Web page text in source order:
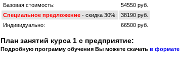
Базовая стоимость:
54550 руб.
Специальное предложение - скидка 30%:
38190 руб.
Индивидуально:
66500 руб.
План занятий курса 1 с предприятие:
Подробную программу обучения Вы можете скачать в формате